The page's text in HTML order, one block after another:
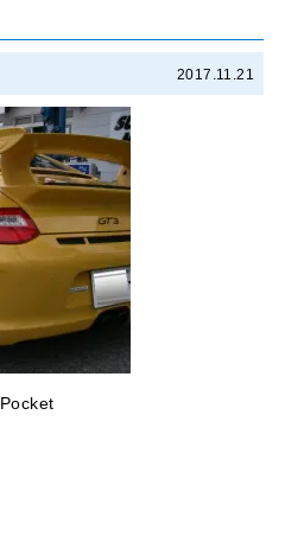
2017.11.21
Pocket